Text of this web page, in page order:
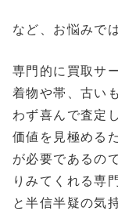
など、お悩みで
専門的に買取サ
着物や帯、古い
わず喜んで査定
価値を見極める
が必要であるの
りみてくれる専
と半信半疑の気